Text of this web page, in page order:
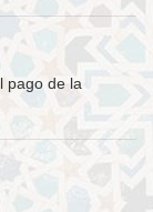
pago de la